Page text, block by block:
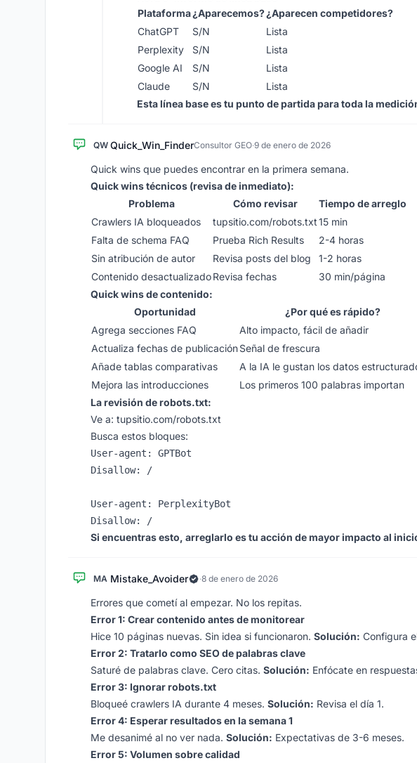
Plataforma¿Aparecemos?¿Aparecen competidores?
ChatGPT
S/N
Lista
Perplexity
S/N
Lista
Google AI
S/N
Lista
Claude
S/N
Lista
Esta línea base es tu punto de partida para toda la
QW Quick_Win_FinderConsultor GEO·9 de enero de 2026
Quick wins que puedes encontrar en la primera semana.
Quick wins técnicos (revisa de inmediato):
Problema
Cómo revisar
Tiempo de arreglo
Crawlers IA bloqueados
tupsitio.com/robots.txt15 min
Falta de schema FAQ
Prueba Rich Results
2-4 horas
Sin atribución de autor
Revisa posts del blog
1-2 horas
Contenido desactualizadoRevisa fechas
30 min/página
Quick wins de contenido:
Oportunidad
¿Por qué es rápido?
Agrega secciones FAQ
Alto impacto, fácil de añadir
Actualiza fechas de publicaciónSeñal de frescura
Añade tablas comparativas
A la IA le gustan los datos
Mejora las introducciones
Los primeros 100 palabras importan
La revisión de robots.txt:
Ve a: tupsitio.com/robots.txt
Busca estos bloques:
User-agent: GPTBot
Disallow: /
User-agent: PerplexityBot
Si encuentras esto, arreglarlo es tu acción de mayor impacto al
MA Mistake_Avoider ·8 de enero de 2026
Errores que cometí al empezar. No los repitas.
Error 1: Crear contenido antes de monitorear
Hice 10 páginas nuevas. Sin idea si funcionaron. Solución: Configura
Error 2: Tratarlo como SEO de palabras clave
Saturé de palabras clave. Cero citas. Solución: Enfócate en
Error 3: Ignorar robots.txt
Bloqueé crawlers IA durante 4 meses. Solución: Revisa el día 1.
Error 4: Esperar resultados en la semana 1
Me desanimé al no ver nada. Solución: Expectativas de 3-6 meses.
Error 5: Volumen sobre calidad